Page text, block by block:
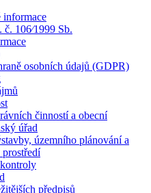
informace
106⁄1999 Sb.
osobních údajů (GDPR)
činností a obecní
úřad
územního plánování a
předpisů